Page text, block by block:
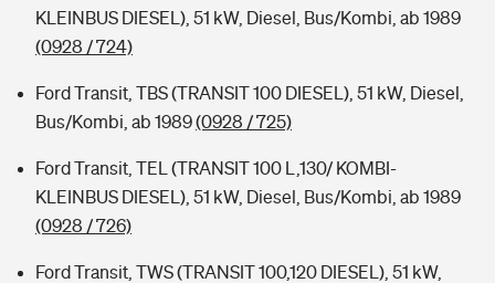
KLEINBUS DIESEL), 51 kW, Diesel, Bus/Kombi, ab 1989
(0928 / 724)
Ford Transit, TBS (TRANSIT 100 DIESEL), 51 kW, Diesel,
Bus/Kombi, ab 1989(0928 / 725)
Ford Transit, TEL (TRANSIT 100 L,130/ KOMBI-
KLEINBUS DIESEL), 51 kW, Diesel, Bus/Kombi, ab 1989
(0928 / 726)
Ford Transit, TWS (TRANSIT 100,120 DIESEL), 51 kW,